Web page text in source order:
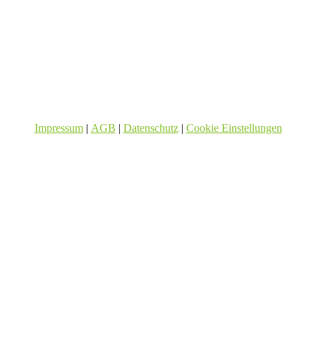
Impressum| AGB | Datenschutz| Cookie Einstellungen